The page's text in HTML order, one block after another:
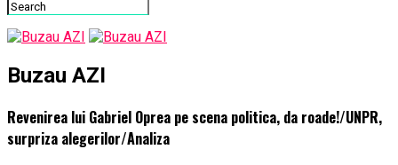
Buzau AZI
Revenirea lui Gabriel Oprea pe scena politica, da roade!/UNPR,
surpriza alegerilor/Analiza